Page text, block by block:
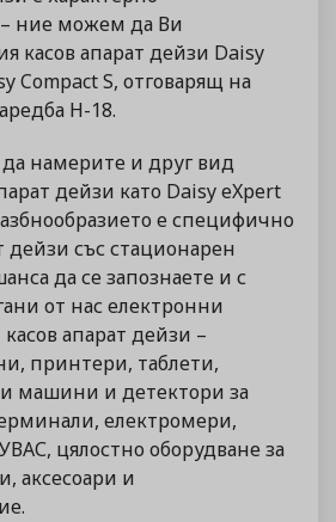
– ние можем да Ви
касов апарат дейзи Daisy
Compact S, отговарящ на
Н-18.
намерите и друг вид
дейзи като Daisy eXpert
е специфично
дейзи със стационарен
да се запознаете и с
от нас електронни
апарат дейзи –
принтери, таблети,
машини и детектори за
електромери,
цялостно оборудване за
аксесоари и